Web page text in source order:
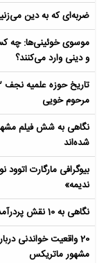
ضربه‌ای که به دین
موسوی خوئینی‌ها: چه
و دینی وارد می‌کنند؟
مرحوم خویی
نگاهی به شش فیلم
شده‌اند
بیوگرافی مارگارت
ندیمه»
نگاهی به 10 نقش پردرآمد تاریخ سینما که بازیگرانش را میلیونر کرد
20 واقعیت خواندنی
مشهور ماتریکس